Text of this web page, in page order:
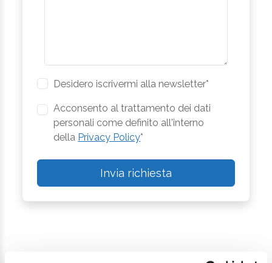
Desidero iscrivermi alla newsletter*
Acconsento al trattamento dei dati
personali come definito all'interno
della Privacy Policy*
Invia richiesta